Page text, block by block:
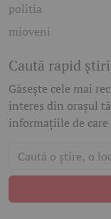
politia
mioveni
Caută rapid
Găsește cele mai
interes din orașul
informațiile de care